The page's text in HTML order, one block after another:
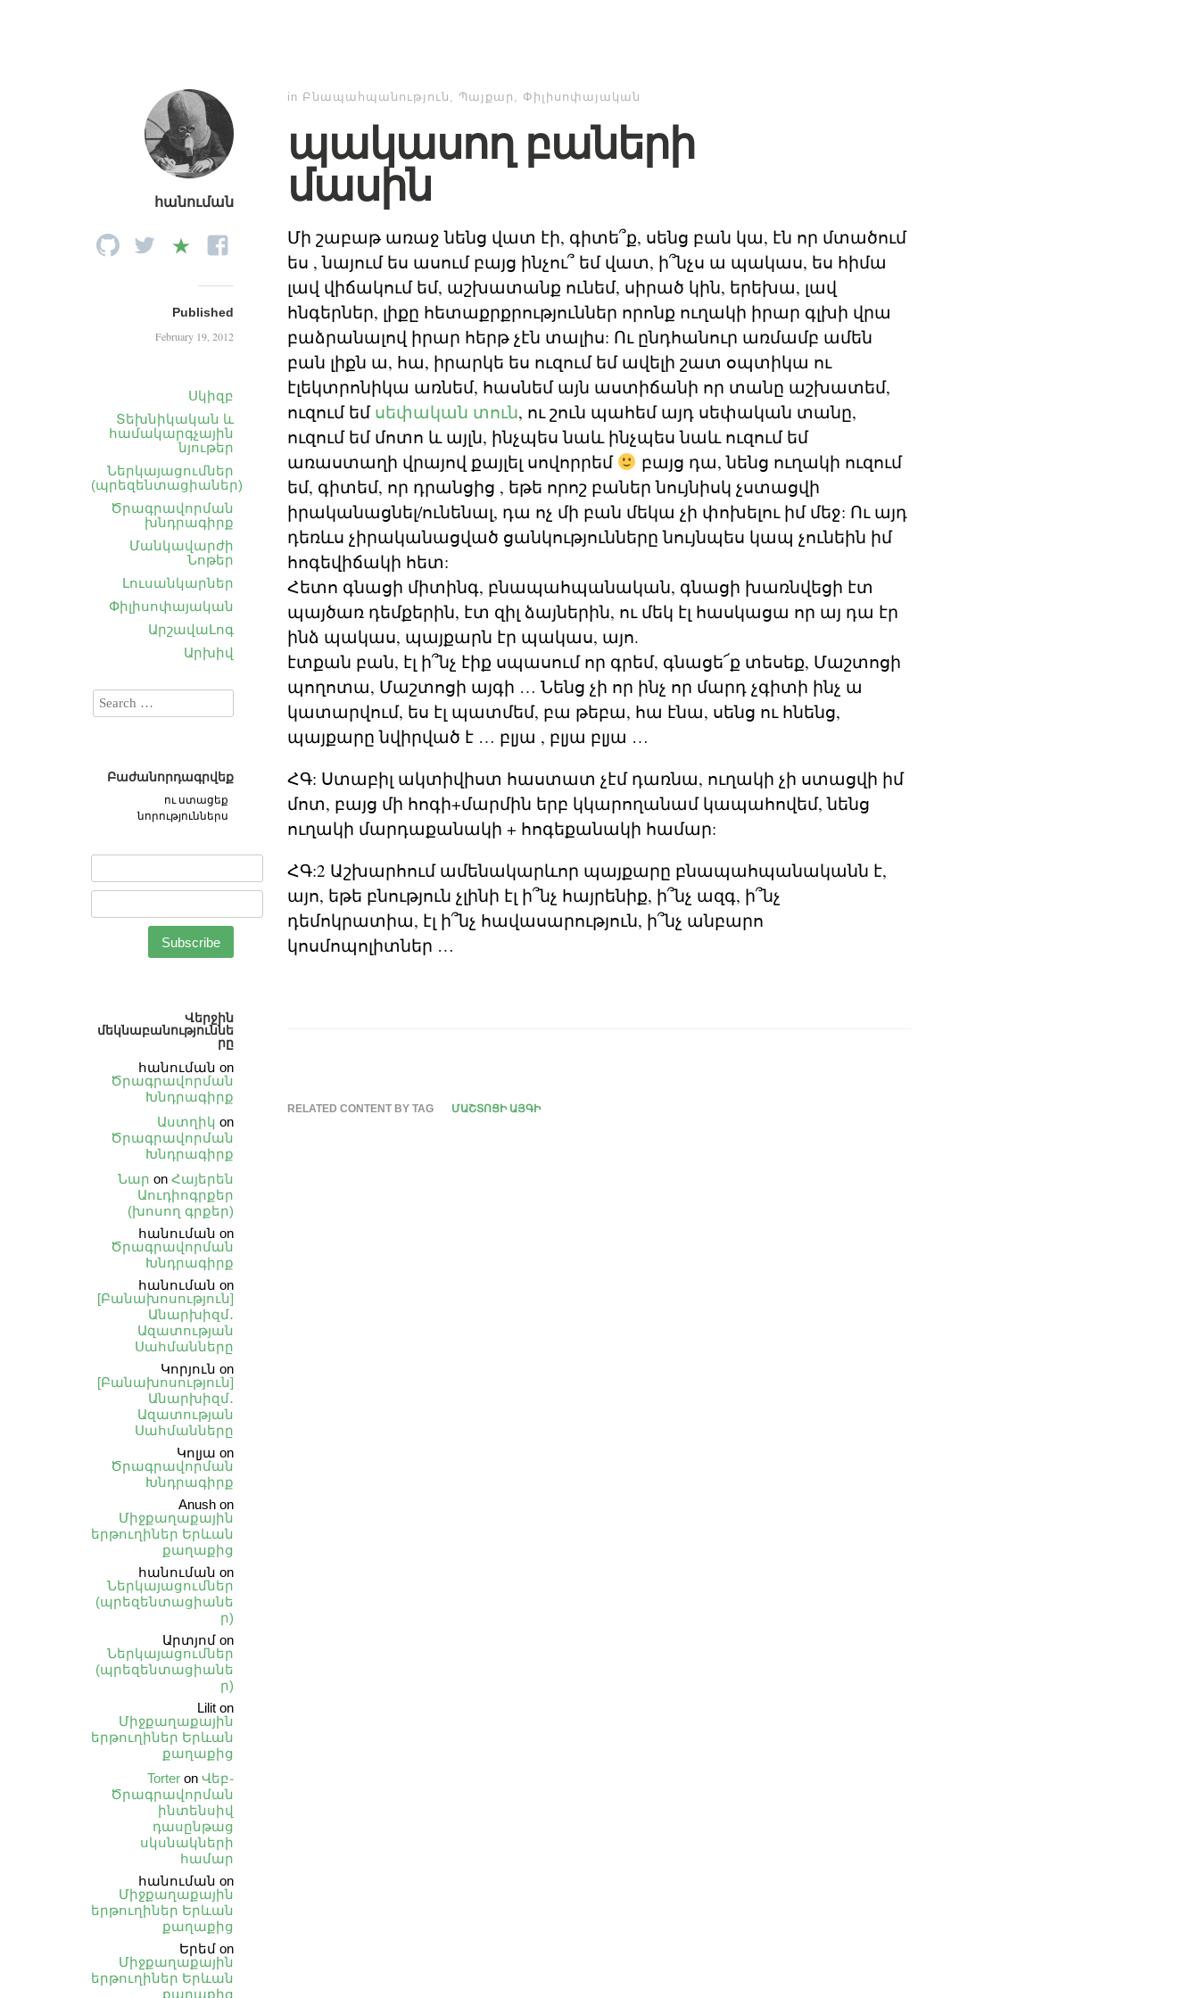
հանուման
Published
February 19, 2012
Սկիզբ
Տեխնիկական և
համակարգչային
նյութեր
Ներկայացումներ
(պրեզենտացիաներ)
Ծրագրավորման
խնդրագիրք
Մանկավարժի
Նոթեր
Լուսանկարներ
Փիլիսոփայական
ԱրշավաԼոգ
Արխիվ
in Բնապահպանություն , Պայքար , Փիլիսոփայական
պակասող բաների
մասին
Մի շաբաթ առաջ նենց վատ էի, գիտե՞ք, սենց բան կա, էն որ մտածում
ես , նայում ես ասում բայց ինչու՞ եմ վատ, ի՞նչս ա պակաս, ես հիմա
լավ վիճակում եմ, աշխատանք ունեմ, սիրած կին, երեխա, լավ
հնգերներ, լիքը հետաքրքրություններ որոնք ուղակի իրար գլխի վրա
բաձրանալով իրար հերթ չէն տալիս: Ու ընդհանուր առմամբ ամեն
բան լիքն ա, հա, իրարկե ես ուզում եմ ավելի շատ օպտիկա ու
էլեկտրոնիկա առնեմ, հասնեմ այն աստիճանի որ տանը աշխատեմ,
ուզում եմ սեփական տուն, ու շուն պահեմ այդ սեփական տանը,
ուզում եմ մոտո և այլն, ինչպես նաև ինչպես նաև ուզում եմ
առաստաղի վրայով քայլել սովորրեմ
բայց դա, նենց ուղակի ուզում
եմ, գիտեմ, որ դրանցից , եթե որոշ բաներ նույնիսկ չստացվի
իրականացնել/ունենալ, դա ոչ մի բան մեկա չի փոխելու իմ մեջ: Ու այդ
դեռևս չիրականացված ցանկությունները նույնպես կապ չունեին իմ
հոգեվիճակի հետ:
Հետո գնացի միտինգ, բնապահպանական, գնացի խառնվեցի էտ
պայծառ դեմքերին, էտ զիլ ձայներին, ու մեկ էլ հասկացա որ այ դա էր
ինձ պակաս, պայքարն էր պակաս, այո.
էտքան բան, էլ ի՞նչ էիք սպասում որ գրեմ, գնացե՜ք տեսեք, Մաշտոցի
պողոտա, Մաշտոցի այգի … Նենց չի որ ինչ որ մարդ չգիտի ինչ ա
կատարվում, ես էլ պատմեմ, բա թեբա, հա էնա, սենց ու հնենց,
պայքարը նվիրված է … բլյա , բլյա բլյա …
ՀԳ: Ստաբիլ ակտիվիստ հաստատ չէմ դառնա, ուղակի չի ստացվի իմ
մոտ, բայց մի հոգի+մարմին երբ կկարողանամ կապահովեմ, նենց
ուղակի մարդաքանակի + հոգեքանակի համար:
ՀԳ:2 Աշխարհում ամենակարևոր պայքարը բնապահպանականն է,
այո, եթե բնություն չլինի էլ ի՞նչ հայրենիք, ի՞նչ ազգ, ի՞նչ
դեմոկրատիա, էլ ի՞նչ հավասարություն, ի՞նչ անբարո
կոսմոպոլիտներ …
RELATED CONTENT BY TAG ՄԱՇՏՈՑԻ ԱՅԳԻ
Բաժանորդագրվեք
ու ստացեք
նորություններս
Վերջին
մեկնաբանություննե
րը
հանուման on
Ծրագրավորման
Խնդրագիրք
Աստղիկ on
Ծրագրավորման
Խնդրագիրք
Նար on Հայերեն
Աուդիոգրքեր
(խոսող գրքեր)
հանուման on
Ծրագրավորման
Խնդրագիրք
հանուման on
[Բանախոսություն]
Անարխիզմ․
Ազատության
Սահմանները
Կորյուն on
[Բանախոսություն]
Անարխիզմ․
Ազատության
Սահմանները
Կոլյա on
Ծրագրավորման
Խնդրագիրք
Anush on
Միջքաղաքային
երթուղիներ Երևան
քաղաքից
հանուման on
Ներկայացումներ
(պրեզենտացիանե
ր)
Արտյոմ on
Ներկայացումներ
(պրեզենտացիանե
ր)
Lilit on
Միջքաղաքային
երթուղիներ Երևան
քաղաքից
Torter on Վեբ֊
Ծրագրավորման
ինտենսիվ
դասընթաց
սկսնակների
համար
հանուման on
Միջքաղաքային
երթուղիներ Երևան
քաղաքից
Երեմ on
Միջքաղաքային
երթուղիներ Երևան
քաղաքից